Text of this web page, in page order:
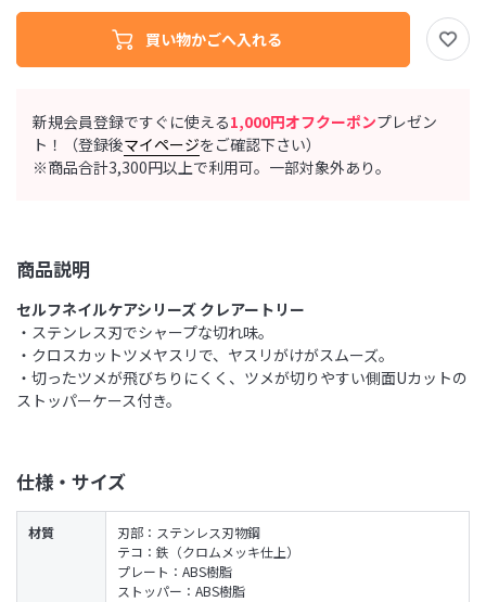
新規会員登録ですぐに使える1,000円オフクーポンプレゼン
ト！（登録後マイページをご確認下さい）
※商品合計3,300円以上で利用可。一部対象外あり。
商品説明
セルフネイルケアシリーズ クレアートリー
・ステンレス刃でシャープな切れ味。
・クロスカットツメヤスリで、ヤスリがけがスムーズ。
・切ったツメが飛びちりにくく、ツメが切りやすい側面Uカットの
ストッパーケース付き。
仕様・サイズ
材質
刃部：ステンレス刃物鋼
テコ：鉄（クロムメッキ仕上）
プレート：ABS樹脂
ストッパー：ABS樹脂